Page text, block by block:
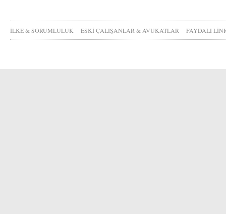
İLKE & SORUMLULUK ESKİ ÇALIŞANLAR & AVUKATLAR FAYDALI